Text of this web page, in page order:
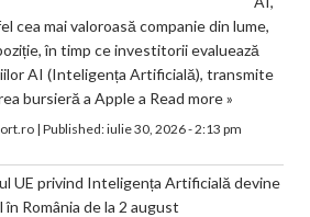
cea mai valoroasă companie din lume,
în timp ce investitorii evaluează
AI (Inteligența Artificială), transmite
bursieră a Apple a Read more »
| Published:iulie 30, 2026 - 2:13 pm
UE privind Inteligența Artificială devine
în România de la 2 august